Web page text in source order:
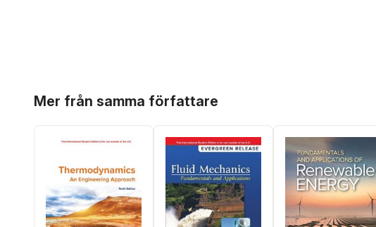
Mer från samma författare